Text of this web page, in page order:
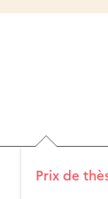
Prix de